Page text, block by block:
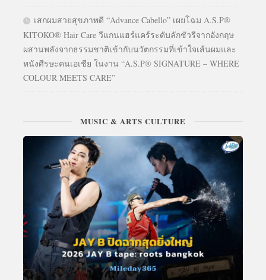
เสกผมสวยสุขภาพดี “Advance Cabello” เผยโฉม A.S.P®
KITOKO® Hair Care วีแกนแฮร์แคร์ระดับลักชัวรีจากอังกฤษ
ผสานพลังจากธรรมชาติเข้ากับนวัตกรรมที่เข้าใจเส้นผมและ
หนังศีรษะคนเอเชีย ในงาน “A.S.P® SIGNATURE – WHERE
COLOUR MEETS CARE”
MUSIC & ARTS CULTURE